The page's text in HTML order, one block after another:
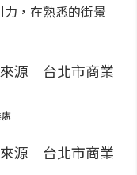
，在熟悉的街景